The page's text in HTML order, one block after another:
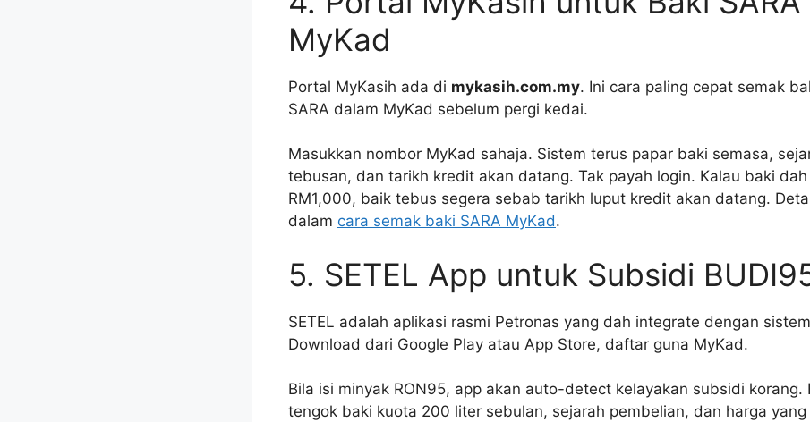
MyKad
Portal MyKasih ada di mykasih.com.my. Ini cara paling cepat semak
SARA dalam MyKad sebelum pergi kedai.
Masukkan nombor MyKad sahaja. Sistem terus papar baki semasa,
tebusan, dan tarikh kredit akan datang. Tak payah login. Kalau baki
RM1,000, baik tebus segera sebab tarikh luput kredit akan datang.
dalam cara semak baki SARA MyKad.
5. SETEL App untuk Subsidi
SETEL adalah aplikasi rasmi Petronas yang dah integrate dengan
Download dari Google Play atau App Store, daftar guna MyKad.
Bila isi minyak RON95, app akan auto-detect kelayakan subsidi korang.
tengok baki kuota 200 liter sebulan, sejarah pembelian, dan harga yang